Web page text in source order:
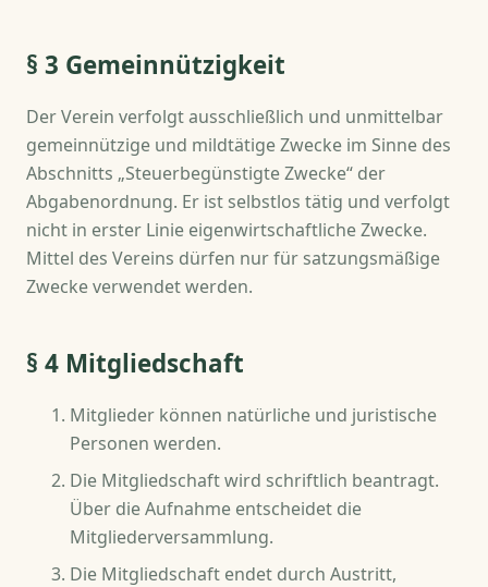
§ 3 Gemeinnützigkeit
Der Verein verfolgt ausschließlich und unmittelbar
gemeinnützige und mildtätige Zwecke im Sinne des
Abschnitts „Steuerbegünstigte Zwecke“ der
Abgabenordnung. Er ist selbstlos tätig und verfolgt
nicht in erster Linie eigenwirtschaftliche Zwecke.
Mittel des Vereins dürfen nur für satzungsmäßige
Zwecke verwendet werden.
§ 4 Mitgliedschaft
Mitglieder können natürliche und juristische
Personen werden.
Die Mitgliedschaft wird schriftlich beantragt.
Über die Aufnahme entscheidet die
Mitgliederversammlung.
Die Mitgliedschaft endet durch Austritt,